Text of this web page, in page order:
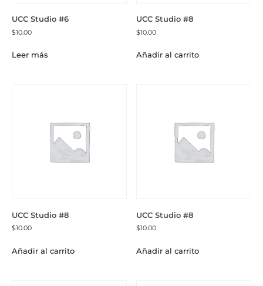
UCC Studio #6
$10.00
Leer más
UCC Studio #8
$10.00
Añadir al carrito
UCC Studio #8
$10.00
Añadir al carrito
UCC Studio #8
$10.00
Añadir al carrito